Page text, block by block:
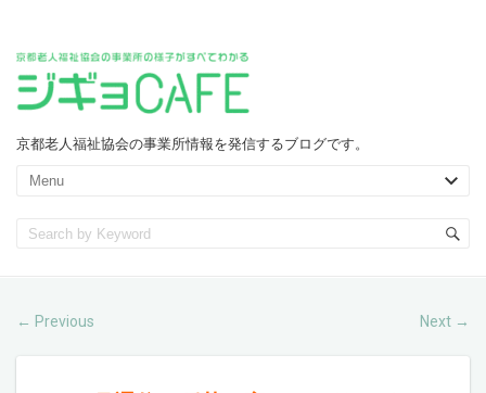
京都老人福祉協会の事業所情報を発信するブログです。
← Previous Next →